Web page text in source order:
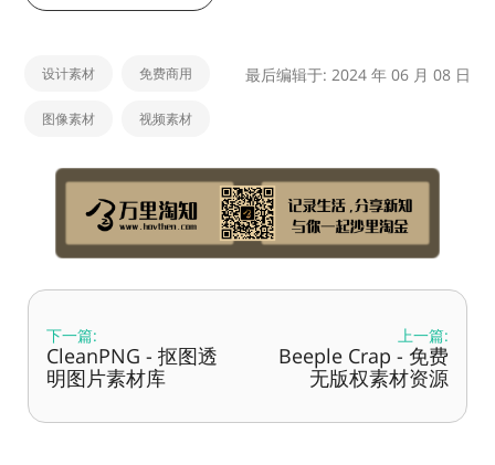
设计素材 免费商用
图像素材 视频素材
最后编辑于: 2024 年 06 月 08 日
下一篇:
CleanPNG - 抠图透
明图片素材库
上一篇:
Beeple Crap - 免费
无版权素材资源